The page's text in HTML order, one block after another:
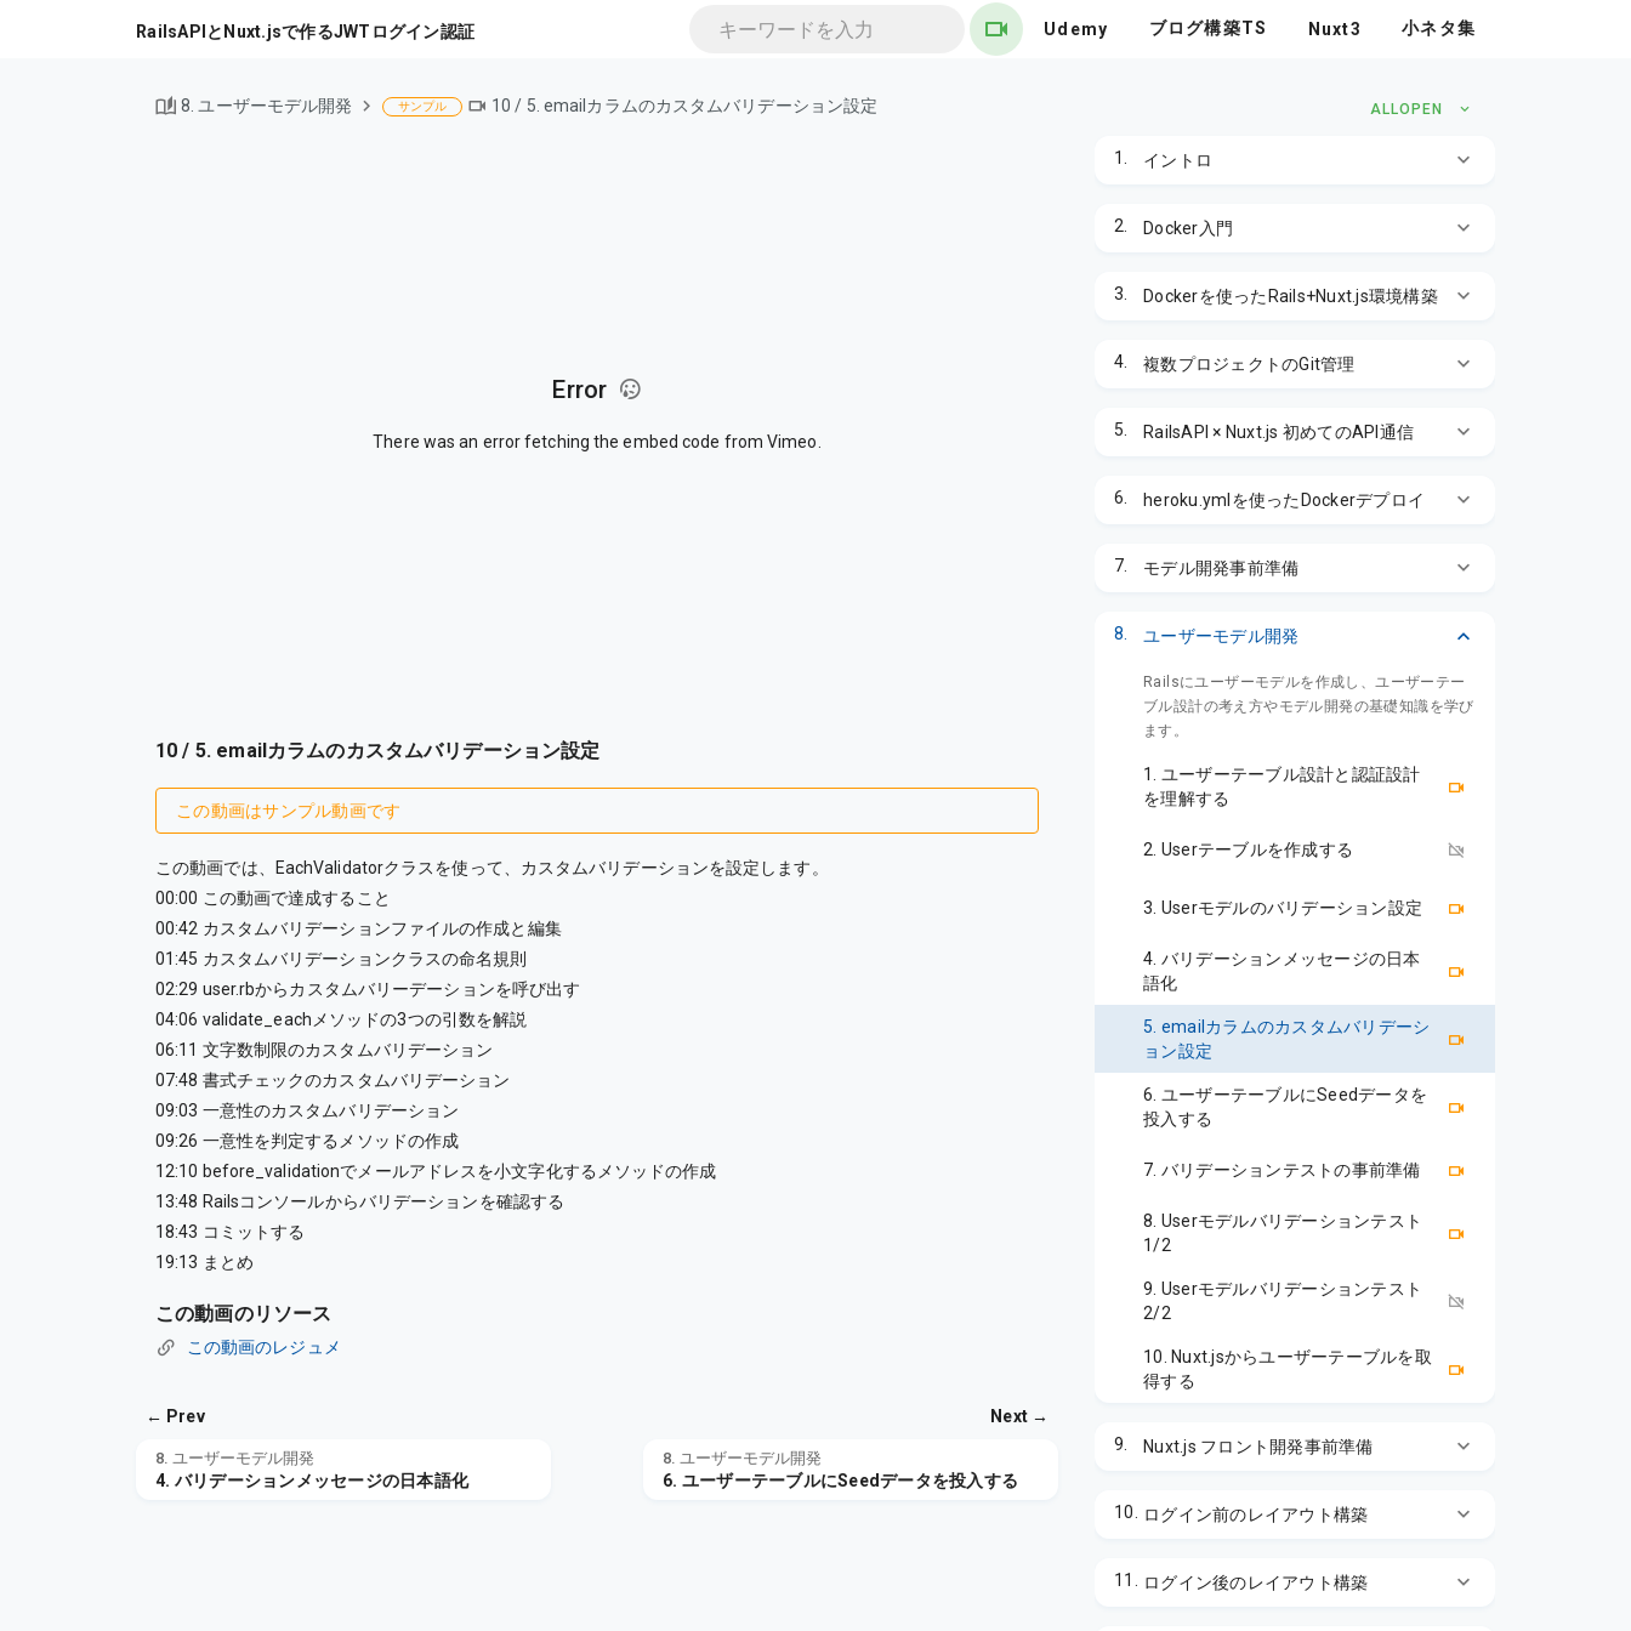
RailsAPIとNuxt.jsで作るJWTログイン認証 Udemy ブログ構築TS Nuxt3 小ネタ集
8. ユーザーモデル開発 サンプル 10 / 5. emailカラムのカスタムバリデーション設定
Error
There was an error fetching the embed code from Vimeo.
10 / 5. emailカラムのカスタムバリデーション設定
この動画はサンプル動画です
この動画では、EachValidatorクラスを使って、カスタムバリデーションを設定します。
00:00 この動画で達成すること
00:42 カスタムバリデーションファイルの作成と編集
01:45 カスタムバリデーションクラスの命名規則
02:29 user.rbからカスタムバリーデーションを呼び出す
04:06 validate_eachメソッドの3つの引数を解説
06:11 文字数制限のカスタムバリデーション
07:48 書式チェックのカスタムバリデーション
09:03 一意性のカスタムバリデーション
09:26 一意性を判定するメソッドの作成
12:10 before_validationでメールアドレスを小文字化するメソッドの作成
13:48 Railsコンソールからバリデーションを確認する
18:43 コミットする
19:13 まとめ
この動画のリソース
この動画のレジュメ
← Prev Next →
8. ユーザーモデル開発
4. バリデーションメッセージの日本語化
8. ユーザーモデル開発
6. ユーザーテーブルにSeedデータを投入する
ALLOPEN
1. イントロ
2. Docker入門
3. Dockerを使ったRails+Nuxt.js環境構築
4. 複数プロジェクトのGit管理
5. RailsAPI × Nuxt.js 初めてのAPI通信
6. heroku.ymlを使ったDockerデプロイ
7. モデル開発事前準備
8. ユーザーモデル開発
Railsにユーザーモデルを作成し、ユーザーテー
ブル設計の考え方やモデル開発の基礎知識を学び
ます。
1. ユーザーテーブル設計と認証設計
を理解する
2. Userテーブルを作成する
3. Userモデルのバリデーション設定
4. バリデーションメッセージの日本
語化
5. emailカラムのカスタムバリデーシ
ョン設定
6. ユーザーテーブルにSeedデータを
投入する
7. バリデーションテストの事前準備
8. Userモデルバリデーションテスト
1/2
9. Userモデルバリデーションテスト
2/2
10. Nuxt.jsからユーザーテーブルを取
得する
9. Nuxt.js フロント開発事前準備
10. ログイン前のレイアウト構築
11. ログイン後のレイアウト構築